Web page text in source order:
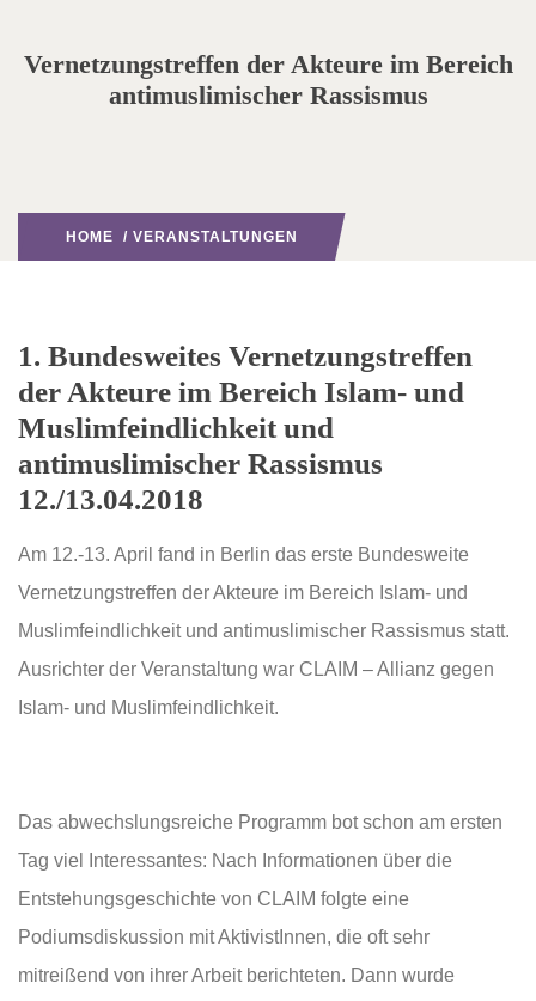
Vernetzungstreffen der Akteure im Bereich
antimuslimischer Rassismus
HOME / VERANSTALTUNGEN
1. Bundesweites Vernetzungstreffen
der Akteure im Bereich Islam- und
Muslimfeindlichkeit und
antimuslimischer Rassismus
12./13.04.2018
Am 12.-13. April fand in Berlin das erste Bundesweite
Vernetzungstreffen der Akteure im Bereich Islam- und
Muslimfeindlichkeit und antimuslimischer Rassismus statt.
Ausrichter der Veranstaltung war CLAIM – Allianz gegen
Islam- und Muslimfeindlichkeit.
Das abwechslungsreiche Programm bot schon am ersten
Tag viel Interessantes: Nach Informationen über die
Entstehungsgeschichte von CLAIM folgte eine
Podiumsdiskussion mit AktivistInnen, die oft sehr
mitreißend von ihrer Arbeit berichteten. Dann wurde